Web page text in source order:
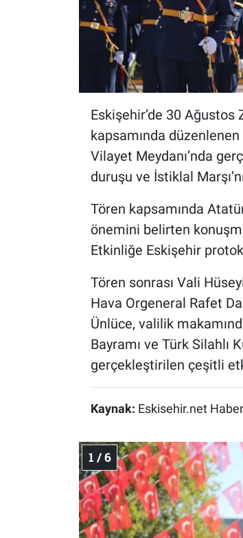
Eskişehir’de 30 Ağustos
kapsamında düzenlenen
Vilayet Meydanı’nda
duruşu ve İstiklal
Tören kapsamında
önemini belirten
Etkinliğe Eskişehir
Tören sonrası Vali
Hava Orgeneral Rafet
Ünlüce, valilik
Bayramı ve Türk Silahlı
gerçekleştirilen çeşitli
Kaynak: Eskisehir.net
1 / 6
Eskişehir Otobüs Saatleri